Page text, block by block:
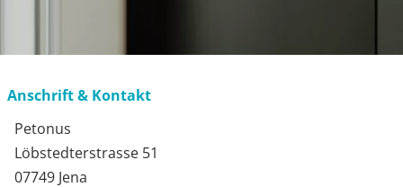
Anschrift & Kontakt
Petonus
Löbstedterstrasse 51
07749 Jena